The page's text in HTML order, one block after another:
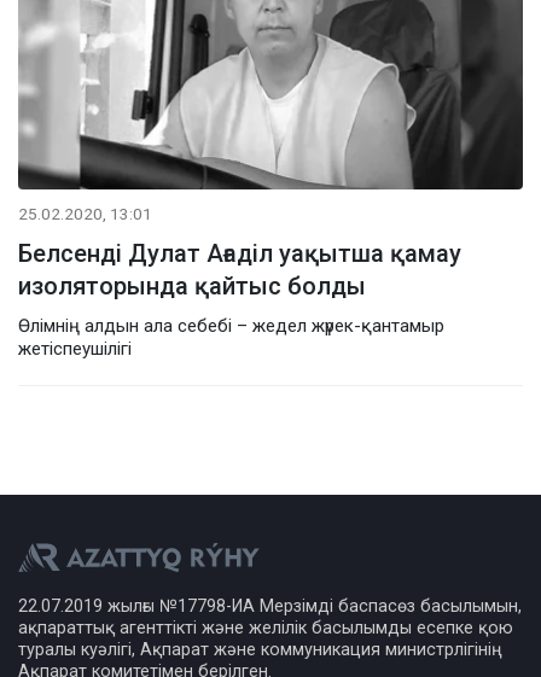
25.02.2020, 13:01
Белсенді Дулат Ағаділ уақытша қамау
изоляторында қайтыс болды
Өлімнің алдын ала себебі – жедел жүрек-қантамыр
жетіспеушілігі
22.07.2019 жылғы №17798-ИА Мерзімді баспасөз басылымын,
ақпараттық агенттікті және желілік басылымды есепке қою
туралы куәлігі, Ақпарат және коммуникация министрлігінің
Ақпарат комитетімен берілген.